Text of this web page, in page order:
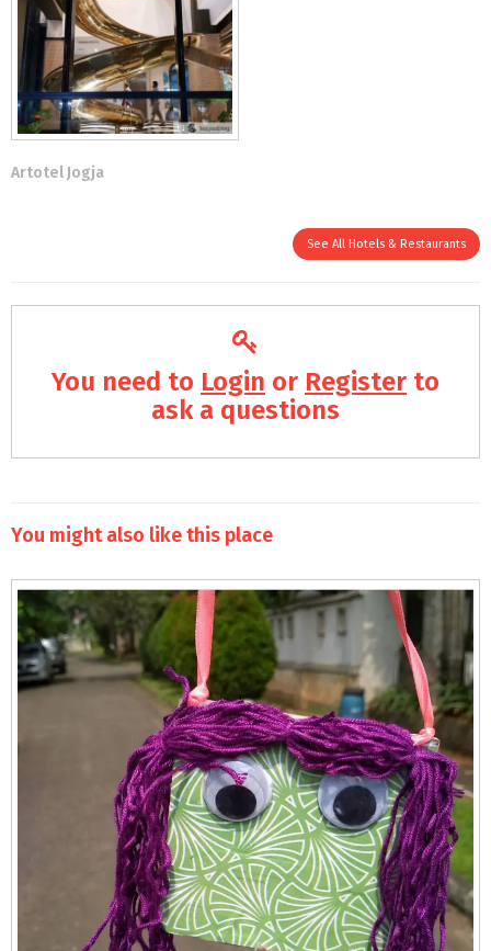
Artotel Jogja
See All Hotels & Restaurants
You need to Login or Register to
ask a questions
You might also like this place